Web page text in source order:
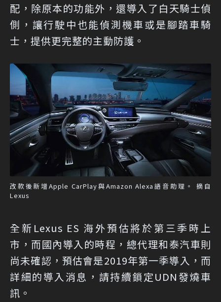
配，除原本的功能外，還導入了白天騎士偵
側，讓行駛中也能偵測機車或是腳踏車騎
士，提供更完整的主動防護。
改款後新增Apple CarPlay與Amazon Alexa語音助理。 摘自
Lexus
全新Lexus ES 海外預估將於第三季時上
市，而國內導入的時程，總代理和泰汽車則
尚未確認，預估會是2019年第一季導入，而
詳細的導入消息，請持續鎖定UDN發燒車
訊。